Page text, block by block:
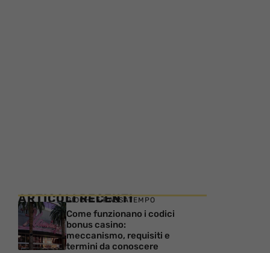
ARTICOLI RECENTI
GIOCHI E PASSATEMPO
Come funzionano i codici
bonus casino:
meccanismo, requisiti e
termini da conoscere